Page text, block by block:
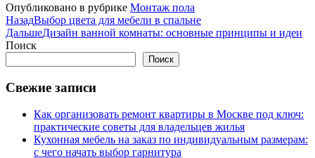
Опубликовано в рубрике Монтаж пола
НазадВыбор цвета для мебели в спальне
ДальшеДизайн ванной комнаты: основные принципы и идеи
Поиск
Поиск
Свежие записи
Как организовать ремонт квартиры в Москве под ключ:
практические советы для владельцев жилья
Кухонная мебель на заказ по индивидуальным размерам:
с чего начать выбор гарнитура